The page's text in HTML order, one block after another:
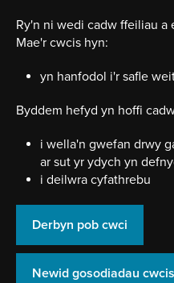
Ry'n ni wedi cadw ffeiliau a
Mae'r cwcis hyn:
yn hanfodol i'r safle
Byddem hefyd yn hoffi
i wella'n gwefan drwy
ar sut yr ydych yn
i deilwra cyfathrebu
Derbyn pob cwci
Newid gosodiadau cwcis